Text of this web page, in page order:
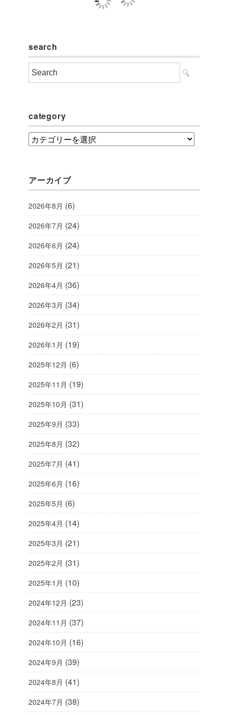
search
category
category
アーカイブ
2026年8月 (6)
2026年7月 (24)
2026年6月 (24)
2026年5月 (21)
2026年4月 (36)
2026年3月 (34)
2026年2月 (31)
2026年1月 (19)
2025年12月 (6)
2025年11月 (19)
2025年10月 (31)
2025年9月 (33)
2025年8月 (32)
2025年7月 (41)
2025年6月 (16)
2025年5月 (6)
2025年4月 (14)
2025年3月 (21)
2025年2月 (31)
2025年1月 (10)
2024年12月 (23)
2024年11月 (37)
2024年10月 (16)
2024年9月 (39)
2024年8月 (41)
2024年7月 (38)